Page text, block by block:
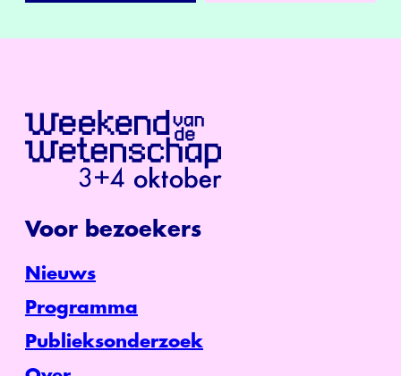
Voor bezoekers
Nieuws
Programma
Publieksonderzoek